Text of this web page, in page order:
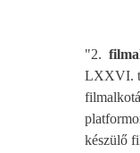
"2.
LXXVI.
készülő